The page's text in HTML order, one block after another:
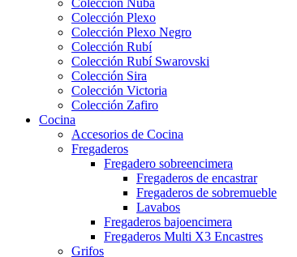
Colección Plexo
Colección Plexo Negro
Colección Rubí
Colección Rubí Swarovski
Colección Sira
Colección Victoria
Colección Zafiro
Cocina
Accesorios de Cocina
Fregaderos
Fregadero sobreencimera
Fregaderos de encastrar
Fregaderos de sobremueble
Lavabos
Fregaderos bajoencimera
Fregaderos Multi X3 Encastres
Grifos